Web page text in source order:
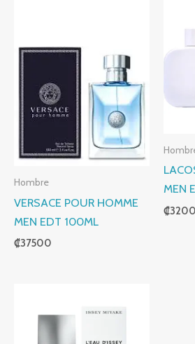
Hombre
VERSACE POUR HOMME
MEN EDT 100ML
₡37500
MEN
₡